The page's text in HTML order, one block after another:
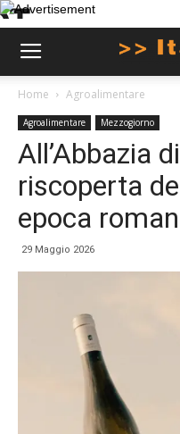
Home Agroalimentare
Agroalimentare Mezzogiorno
All’Abbazia
riscoperta
epoca
29 Maggio 2026